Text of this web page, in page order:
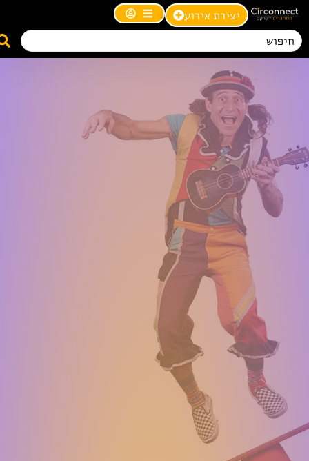
יצירת אירוע